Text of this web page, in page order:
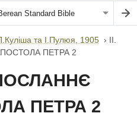
та І.Пулюя, 1905 ›
II.
ПЕТРА 2
ПЕТРА 2